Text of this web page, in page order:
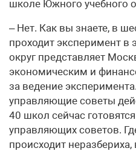
школе Южного учебного
– Нет. Как вы знаете, в
проходит эксперимент
округ представляет
экономическим и
за ведение
управляющие советы
40 школ сейчас
управляющих советов.
происходит